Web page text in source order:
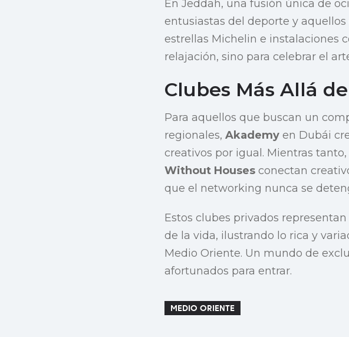
En Jeddah, una fusión única de
entusiastas del deporte y
estrellas Michelin e instalaciones
relajación, sino para celebrar el
Clubes Más Allá
Para aquellos que buscan un
regionales, Akademy en Dubái
creativos por igual. Mientras
Without Houses conectan
que el networking nunca se
Estos clubes privados
de la vida, ilustrando lo rica y
Medio Oriente. Un mundo de
afortunados para entrar.
MEDIO ORIENTE